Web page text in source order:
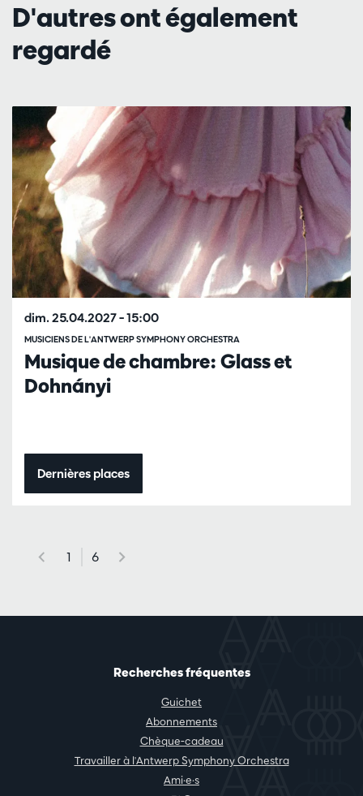
D'autres ont également
regardé
Musique de chambre: Glass et
Dohnányi
MUSICIENS DE L'ANTWERP SYMPHONY ORCHESTRA
dim. 25.04.2027– 15:00
Dernières places
1 6
Recherches fréquentes
Guichet
Abonnements
Chèque-cadeau
Travailler à l'Antwerp Symphony Orchestra
Ami·e·s